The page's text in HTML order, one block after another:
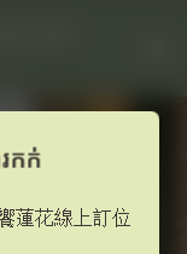
កក់
蓮花線上訂位